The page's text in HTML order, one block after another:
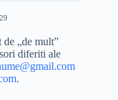
de „de mult”
diferiti ale
.